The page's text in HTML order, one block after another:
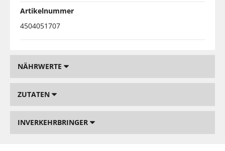
Artikelnummer
4504051707
NÄHRWERTE
ZUTATEN
INVERKEHRBRINGER